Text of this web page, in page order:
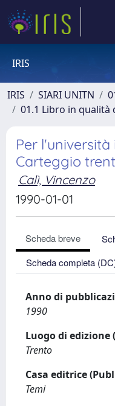
IRIS
IRIS SIARI UNITN
01.1 Libro in
Per
Carteggio
Calì, Vincenzo
1990-01-01
Scheda breve
Scheda completa
Anno di
1990
Luogo di edizione
Trento
Casa editrice
Temi